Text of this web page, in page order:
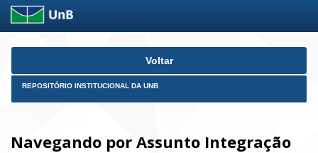
Skip
Voltar
REPOSITÓRIO INSTITUCIONAL DA UNB
Navegando por Assunto Integração